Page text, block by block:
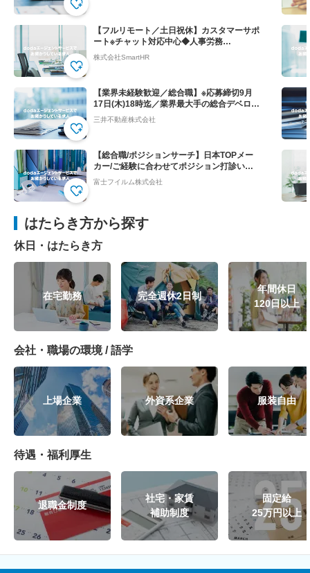
【フルリモート／土日祝休】カスタマーサポ
ート※チャット対応中心◆人事労務
SaaS”SmartHR"
株式会社SmartHR
【業界未経験歓迎／総合職】※応募締切9月
17日(木)18時迄／業界最大手の総合デベロッ
パー
三井不動産株式会社
【総合職/ポジションサーチ】日本TOPメー
カー/ご経験に合わせてポジション打診いた
します
富士フイルム株式会社
はたらき方から探す
休日・はたらき方
在宅勤務 完全週休2日制
年間休日
120日以上
会社・職場の環境 / 語学
上場企業 外資系企業 服装自由
待遇・福利厚生
退職金制度
社宅・家賃
補助制度
固定給
25万円以上